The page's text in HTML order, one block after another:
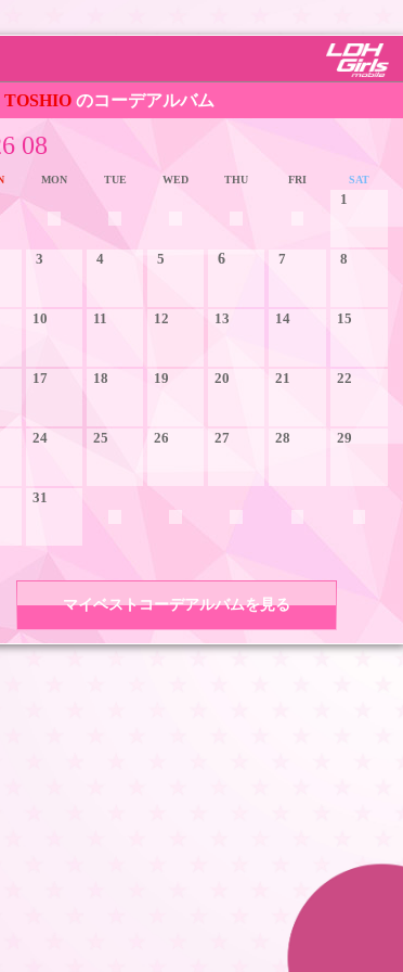
TOSHIO のコーデアルバム
08
MON TUE WED THU FRI SAT
1
3 4 5 6 7 8
10 11 12 13 14 15
17 18 19 20 21 22
24 25 26 27 28 29
31
マイベストコーデアルバムを見る
JASRAC許諾番号 9008675017Y55011 9008675014Y41011